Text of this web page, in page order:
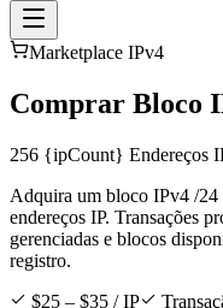
Marketplace IPv4
Comprar Bloco
256 {ipCount} Endereços
Adquira um bloco IPv4 /
endereços IP. Transações
gerenciadas e blocos
registro.
$25 – $35 / IP